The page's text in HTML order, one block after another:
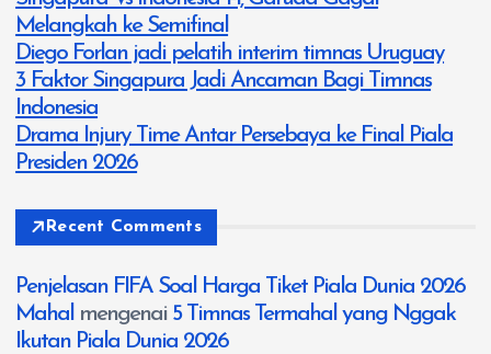
Melangkah ke Semifinal
Diego Forlan jadi pelatih interim timnas Uruguay
3 Faktor Singapura Jadi Ancaman Bagi Timnas
Indonesia
Drama Injury Time Antar Persebaya ke Final Piala
Presiden 2026
Recent Comments
Penjelasan FIFA Soal Harga Tiket Piala Dunia 2026
Mahal mengenai 5 Timnas Termahal yang Nggak
Ikutan Piala Dunia 2026